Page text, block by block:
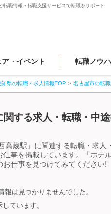
職情報・転職支援サービスで転職をサポート
・イベント 転職ノウ
知県の転職・求人情報TOP 名古屋市の転
する求人・転職・中
高蔵駅」に関連する転職・求
事を掲載しています。「ホテ
仕事を見つけてみてください!
報は見つかりませんでした。
ています。